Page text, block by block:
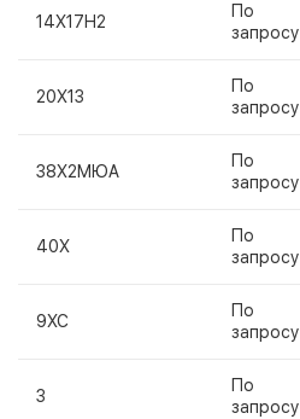
14Х17Н2
По
запросу
20Х13
По
запросу
38Х2МЮА
По
запросу
40Х
По
запросу
9ХС
По
запросу
3
По
запросу